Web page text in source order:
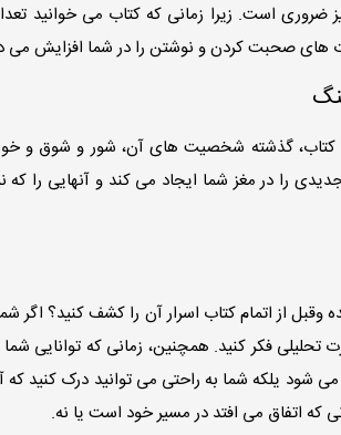
ضروری است. زیرا زمانی که کتاب می خوانید
های صحبت کردن و نوشتن را در شما افزایش می
گذشته شخصیت های آن، شور و شوق و
را در مغز شما ایجاد می کند و آنهایی را
وقبل از اتمام کتاب اسرار آن را کشف کنید؟
تحلیلی فکر کنید. همچنین، زمانی که توانایی
شود یلکه شما به راحتی می توانید درک کنید
که اتفاق می افتد در مسیر خود است یا نه.